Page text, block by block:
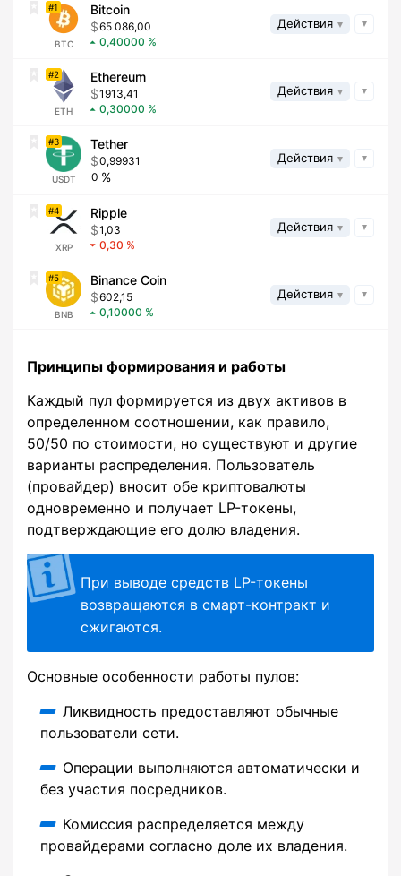
1
BTC
Bitcoin
65 086,00
0,40000
Действия
2
ETH
Ethereum
1913,41
0,30000
Действия
3
USDT
Tether
0,99931
0
Действия
4
XRP
Ripple
1,03
0,30
Действия
5
BNB
Binance Coin
602,15
0,10000
Действия
Принципы формирования и работы
Каждый пул формируется из двух активов в
определенном соотношении, как правило,
50/50 по стоимости, но существуют и другие
варианты распределения. Пользователь
(провайдер) вносит обе криптовалюты
одновременно и получает LP-токены,
подтверждающие его долю владения.
При выводе средств LP-токены
возвращаются в смарт-контракт и
сжигаются.
Основные особенности работы пулов:
Ликвидность предоставляют обычные
пользователи сети.
Операции выполняются автоматически и
без участия посредников.
Комиссия распределяется между
провайдерами согласно доле их владения.